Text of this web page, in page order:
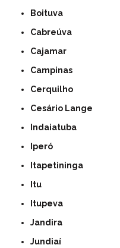
Boituva
Cabreúva
Cajamar
Campinas
Cerquilho
Cesário Lange
Indaiatuba
Iperó
Itapetininga
Itu
Itupeva
Jandira
Jundiaí